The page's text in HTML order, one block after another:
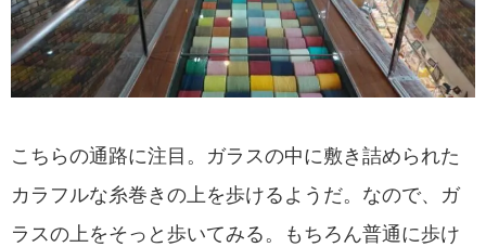
こちらの通路に注目。ガラスの中に敷き詰められた
カラフルな糸巻きの上を歩けるようだ。なので、ガ
ラスの上をそっと歩いてみる。もちろん普通に歩け